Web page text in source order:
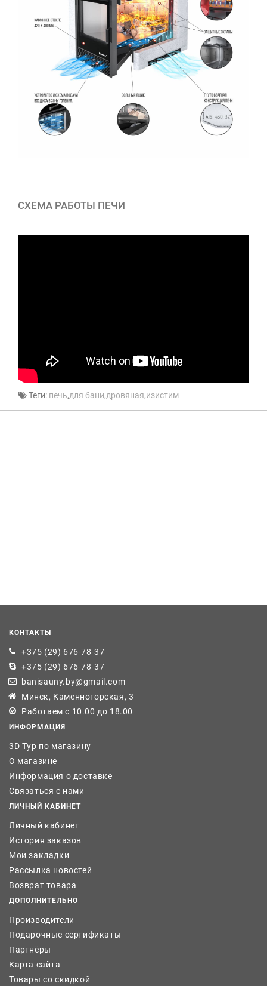
СХЕМА РАБОТЫ ПЕЧИ
Теги: печь,для бани,дровяная,изистим
КОНТАКТЫ
+375 (29) 676-78-37
+375 (29) 676-78-37
banisauny.by@gmail.com
Минск, Каменногорская, 3
Работаем с 10.00 до 18.00
ИНФОРМАЦИЯ
3D Тур по магазину
О магазине
Информация о доставке
Связаться с нами
ЛИЧНЫЙ КАБИНЕТ
Личный кабинет
История заказов
Мои закладки
Рассылка новостей
Возврат товара
ДОПОЛНИТЕЛЬНО
Производители
Подарочные сертификаты
Партнёры
Карта сайта
Товары со скидкой